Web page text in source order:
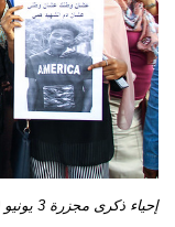
إحياء ذكرى مجزرة 3 يونيو 2019 (عين)